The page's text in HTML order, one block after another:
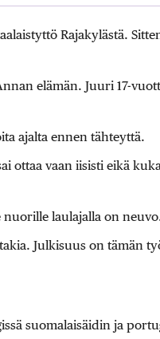
Rajakylästä.
elämän. Juuri 17-
ajalta ennen tähteyttä.
ottaa vaan iisisti eikä
laulajalla on
Julkisuus on tämän
suomalaisäidin ja